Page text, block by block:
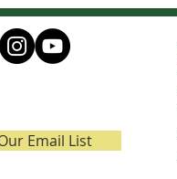
Email List